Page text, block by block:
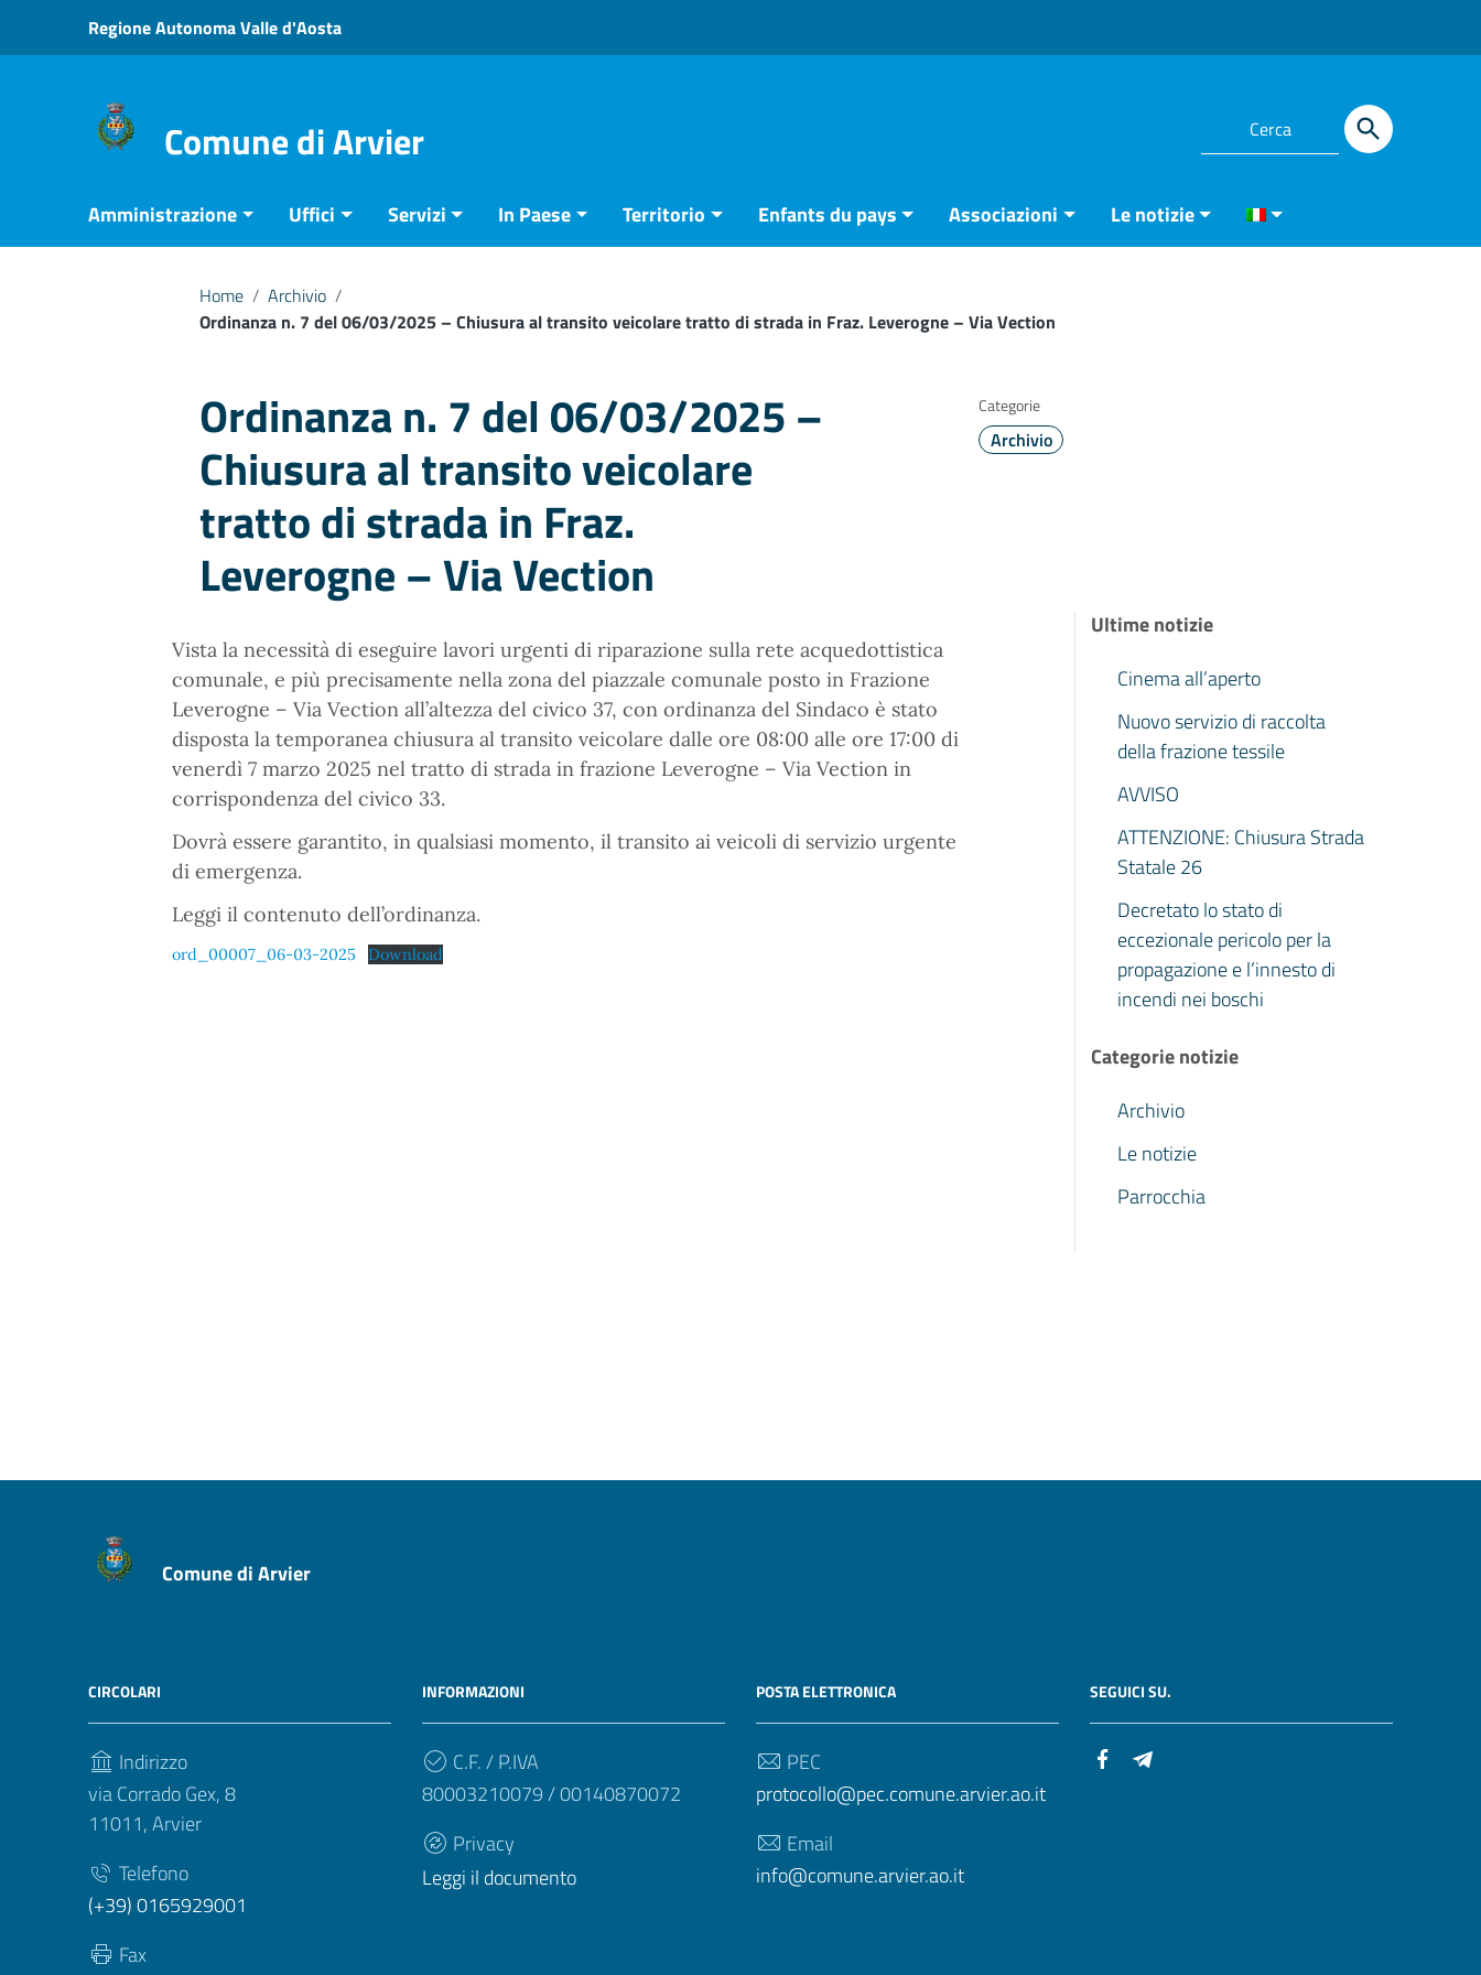
Vai ai contenuti
Vai al menu di navigazione
Regione Autonoma Valle d'Aosta
Comune di Arvier
Amministrazione Uffici Servizi In Paese Territorio Enfants du pays Associazioni Le notizie
Home / Archivio /
Ordinanza n. 7 del 06/03/2025 – Chiusura al transito veicolare tratto di strada in Fraz. Leverogne – Via Vection
Ordinanza n. 7 del 06/03/2025 –
Chiusura al transito veicolare
tratto di strada in Fraz.
Leverogne – Via Vection
Categorie
Archivio
Vista la necessità di eseguire lavori urgenti di riparazione sulla rete acquedottistica
comunale, e più precisamente nella zona del piazzale comunale posto in Frazione
Leverogne – Via Vection all’altezza del civico 37, con ordinanza del Sindaco è stato
disposta la temporanea chiusura al transito veicolare dalle ore 08:00 alle ore 17:00 di
venerdì 7 marzo 2025 nel tratto di strada in frazione Leverogne – Via Vection in
corrispondenza del civico 33.
Dovrà essere garantito, in qualsiasi momento, il transito ai veicoli di servizio urgente
di emergenza.
Leggi il contenuto dell’ordinanza.
ord_00007_06-03-2025 Download
Ultime notizie
Cinema all’aperto
Nuovo servizio di raccolta
della frazione tessile
AVVISO
ATTENZIONE: Chiusura Strada
Statale 26
Decretato lo stato di
eccezionale pericolo per la
propagazione e l’innesto di
incendi nei boschi
Categorie notizie
Archivio
Le notizie
Parrocchia
Comune di Arvier
CIRCOLARI
Indirizzo
via Corrado Gex, 8
11011, Arvier
Telefono
(+39) 0165929001
Fax
INFORMAZIONI
C.F. / P.IVA
80003210079 / 00140870072
Privacy
Leggi il documento
POSTA ELETTRONICA
PEC
protocollo@pec.comune.arvier.ao.it
Email
info@comune.arvier.ao.it
SEGUICI SU.